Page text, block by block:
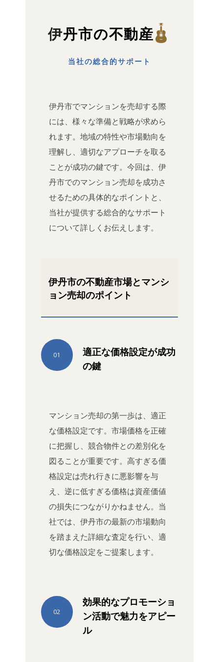
伊丹市の不動産
当社の総合的サポート
伊丹市でマンションを売却する際
には、様々な準備と戦略が求めら
れます。地域の特性や市場動向を
理解し、適切なアプローチを取る
ことが成功の鍵です。今回は、伊
丹市でのマンション売却を成功さ
せるための具体的なポイントと、
当社が提供する総合的なサポート
について詳しくお伝えします。
伊丹市の不動産市場とマンシ
ョン売却のポイント
適正な価格設定が成功
の鍵
01
マンション売却の第一歩は、適正
な価格設定です。市場価格を正確
に把握し、競合物件との差別化を
図ることが重要です。高すぎる価
格設定は売れ行きに悪影響を与
え、逆に低すぎる価格は資産価値
の損失につながりかねません。当
社では、伊丹市の最新の市場動向
を踏まえた詳細な査定を行い、適
切な価格設定をご提案します。
効果的なプロモーショ
ン活動で魅力をアピー
ル
02